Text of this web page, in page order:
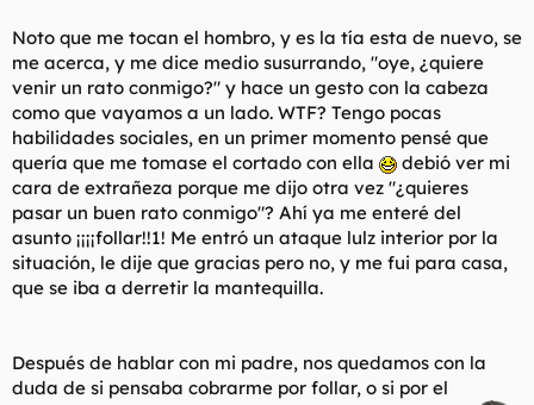
Noto que me tocan el hombro, y es la tía esta de nuevo, se
me acerca, y me dice medio susurrando, "oye, ¿quiere
venir un rato conmigo?" y hace un gesto con la cabeza
como que vayamos a un lado. WTF? Tengo pocas
habilidades sociales, en un primer momento pensé que
quería que me tomase el cortado con ella
debió ver mi
cara de extrañeza porque me dijo otra vez "¿quieres
pasar un buen rato conmigo"? Ahí ya me enteré del
asunto ¡¡¡¡follar!!1! Me entró un ataque lulz interior por la
situación, le dije que gracias pero no, y me fui para casa,
que se iba a derretir la mantequilla.
Después de hablar con mi padre, nos quedamos con la
duda de si pensaba cobrarme por follar, o si por el